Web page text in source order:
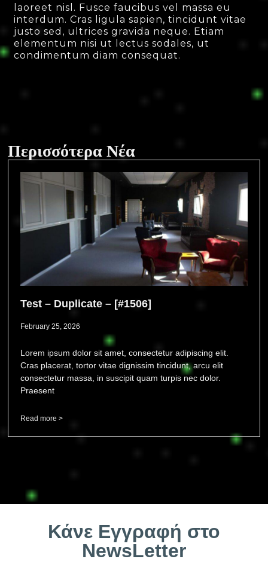
laoreet nisl. Fusce faucibus vel massa eu
interdum. Cras ligula sapien, tincidunt vitae
justo sed, ultrices gravida neque. Etiam
elementum nisi ut lectus sodales, ut
condimentum diam consequat.
Περισσότερα Νέα
Test – Duplicate – [#1506]
February 25, 2026
Lorem ipsum dolor sit amet, consectetur adipiscing elit.
Cras placerat, tortor vitae dignissim tincidunt, arcu elit
consectetur massa, in suscipit quam turpis nec dolor.
Praesent
Read more >
Κάνε Εγγραφή στο
NewsLetter